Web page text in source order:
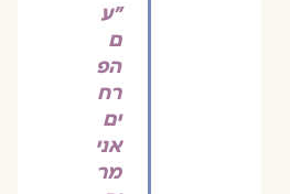
"ע
ם
הפ
רח
ים
אני
מר